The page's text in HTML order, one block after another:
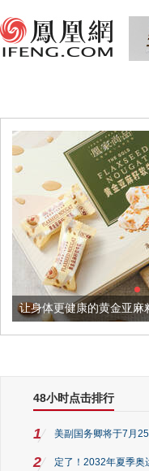
金亚麻籽，我们把它加到
48小时点击排行
1 美副国务卿将于7月
2 定了！2032年夏季奥